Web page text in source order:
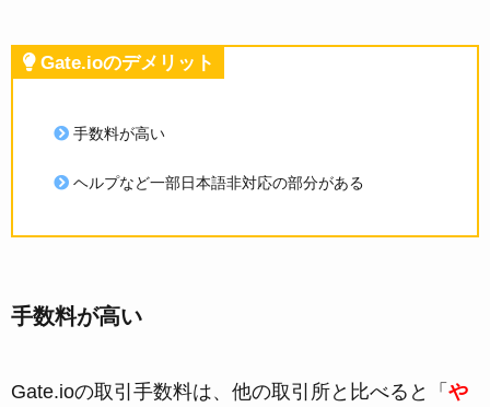
Gate.ioのデメリット
手数料が高い
ヘルプなど一部日本語非対応の部分がある
手数料が高い
Gate.ioの取引手数料は、他の取引所と比べると「 や